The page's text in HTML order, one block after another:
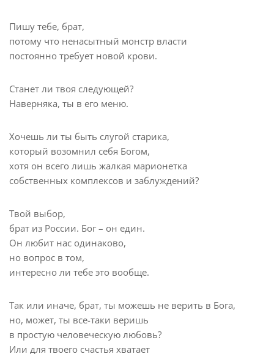
Пишу тебе, брат,
потому что ненасытный монстр власти
постоянно требует новой крови.
Станет ли твоя следующей?
Наверняка, ты в его меню.
Хочешь ли ты быть слугой старика,
который возомнил себя Богом,
хотя он всего лишь жалкая марионетка
собственных комплексов и заблуждений?
Твой выбор,
брат из России. Бог – он един.
Он любит нас одинаково,
но вопрос в том,
интересно ли тебе это вообще.
Так или иначе, брат, ты можешь не верить в Бога,
но, может, ты все-таки веришь
в простую человеческую любовь?
Или для твоего счастья хватает